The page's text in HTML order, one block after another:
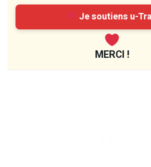
Je soutiens u-
MERCI !